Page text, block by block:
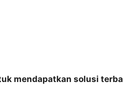
mendapatkan solusi